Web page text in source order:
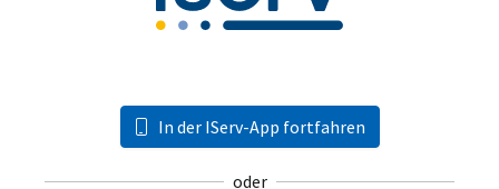
In der IServ-App fortfahren
oder